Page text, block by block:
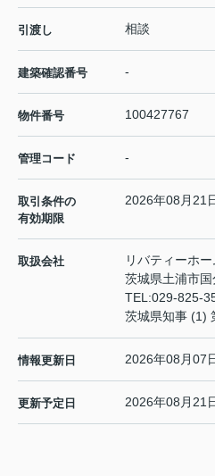
引渡し 相談
建築確認番号 -
物件番号 100427767
管理コード -
取引条件の
有効期限
2026年08月21
取扱会社
リバティーホー
茨城県土浦市
TEL:029-825-
茨城県知事 (1)
情報更新日 2026年08月07
更新予定日 2026年08月21